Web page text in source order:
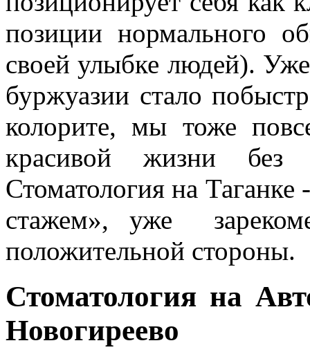
позиции нормального
своей улыбке людей).
буржуазии стало
колорите, мы тоже
красивой жизни
Стоматология на
стажем», уже
положительной стороны.
Стоматология на
Новогиреево